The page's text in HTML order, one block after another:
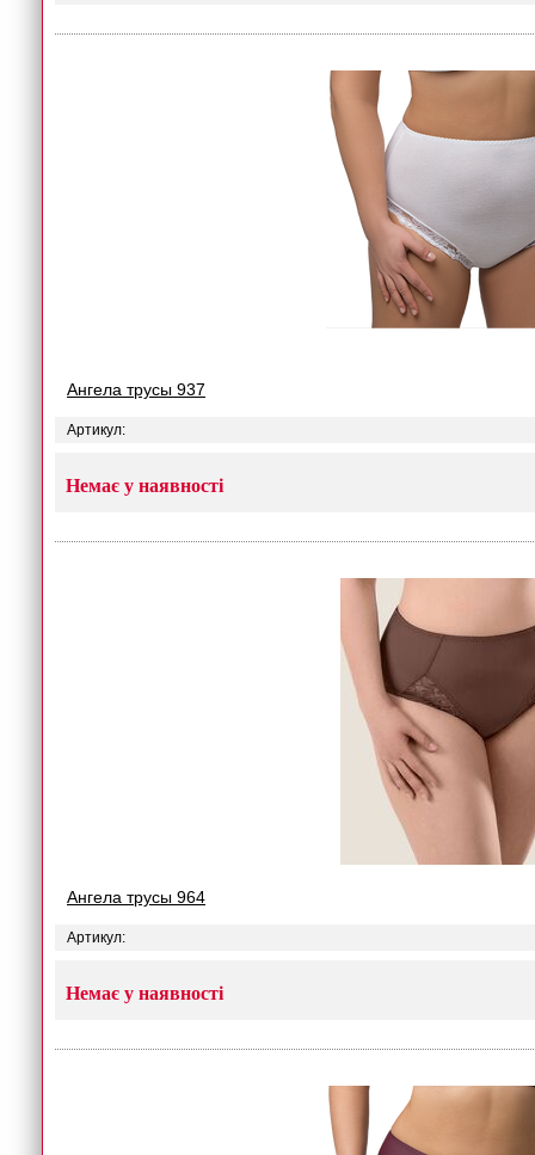
Ангела трусы 937
Артикул:
Немає у наявності
Ангела трусы 964
Артикул:
Немає у наявності